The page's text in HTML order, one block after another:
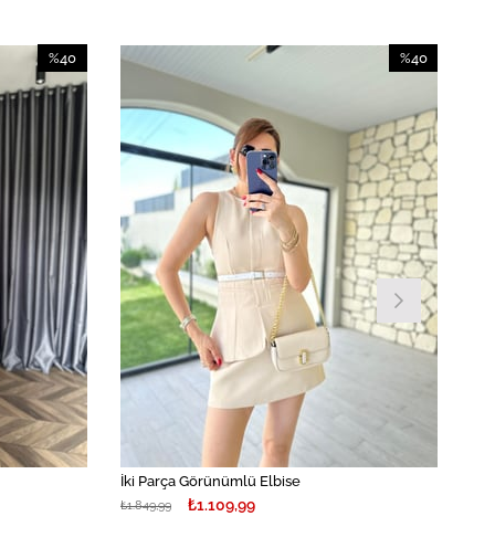
%40
İndirim
İki Parça Görünümlü Elbise
₺1.109,99
₺1.849,99
%40
%40İndirim